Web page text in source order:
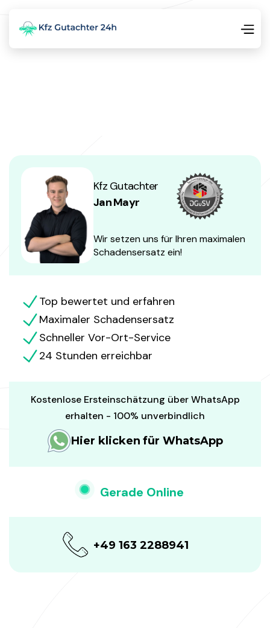
Kfz Gutachter
Jan Mayr
Wir setzen uns für Ihren maximalen
Schadensersatz ein!
Top bewertet und erfahren
Maximaler Schadensersatz
Schneller Vor-Ort-Service
24 Stunden erreichbar
Kostenlose Ersteinschätzung über WhatsApp
erhalten - 100% unverbindlich
Hier klicken für WhatsApp
Gerade Online
+49 163 2288941